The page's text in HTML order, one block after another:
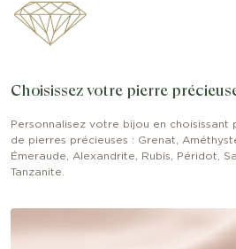
Choisissez votre pierre
Personnalisez votre bijou en choisissant
de pierres précieuses : Grenat,
Émeraude, Alexandrite, Rubis, Péridot,
Tanzanite.